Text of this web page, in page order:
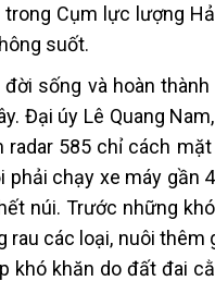
Cụm lực lượng
suốt.
sống và hoàn
Đại úy Lê Quang
radar 585 chỉ cách
chạy xe máy gần
núi. Trước những
các loại, nuôi thêm
khó khăn do đất đai